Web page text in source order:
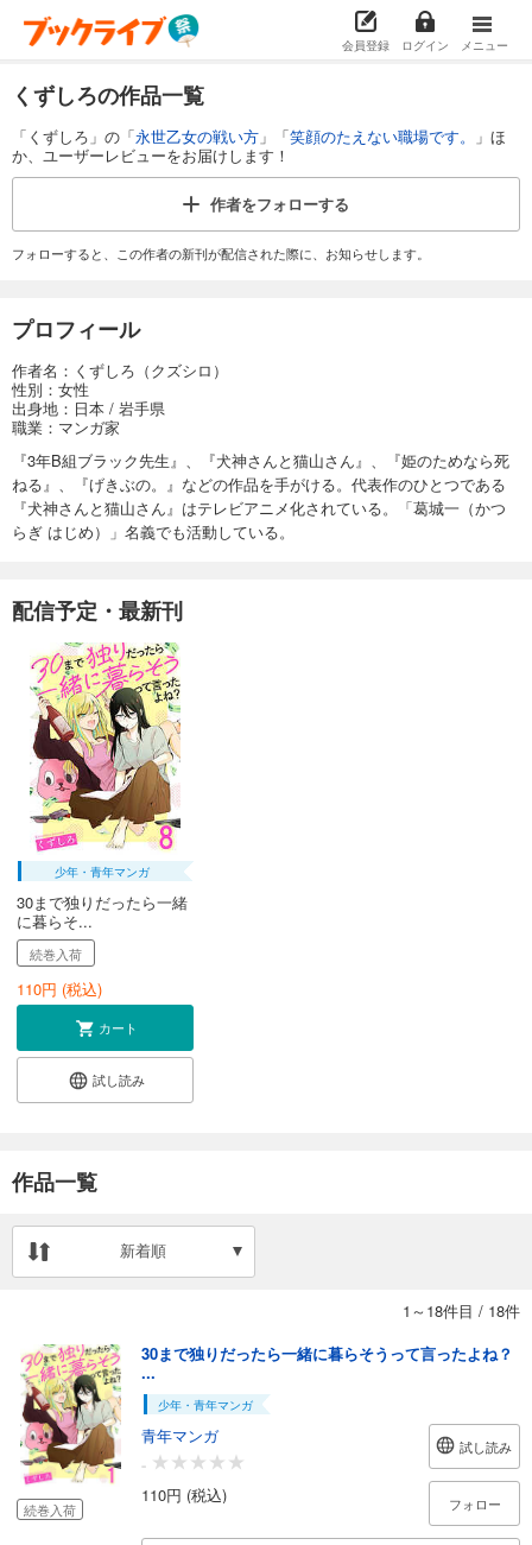
会員登録 ログイン メニュー
くずしろの作品一覧
「くずしろ」の「永世乙女の戦い方 」「笑顔のたえない職場です。
」ほ
か、ユーザーレビューをお届けします！
作者をフォローする
フォローすると、この作者の新刊が配信された際に、お知らせします。
プロフィール
作者名：くずしろ（クズシロ）
性別：女性
出身地：日本 / 岩手県
職業：マンガ家
『3年B組ブラック先生』、『犬神さんと猫山さん』、『姫のためなら死
ねる』、『げきぶの。』などの作品を手がける。代表作のひとつである
『犬神さんと猫山さん』はテレビアニメ化されている。「葛城一（かつ
らぎ はじめ）」名義でも活動している。
配信予定・最新刊
少年・青年マンガ
30まで独りだったら一緒
に暮らそ...
続巻入荷
110円 (税込)
カート
試し読み
作品一覧
新着順
1～18件目 / 18件
続巻入荷
30まで独りだったら一緒に暮らそうって言ったよね？
...
少年・青年マンガ
青年マンガ
-
110円 (税込)
試し読み
フォロー